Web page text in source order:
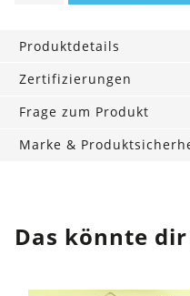
Produktdetails
Zertifizierungen
Frage zum Produkt
Marke &
Das könnte